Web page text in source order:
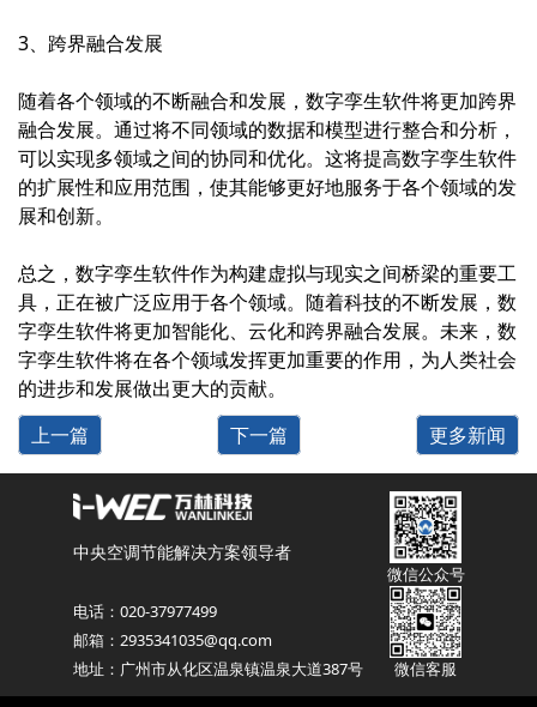
3、跨界融合发展
随着各个领域的不断融合和发展，数字孪生软件将更加跨界
融合发展。通过将不同领域的数据和模型进行整合和分析，
可以实现多领域之间的协同和优化。这将提高数字孪生软件
的扩展性和应用范围，使其能够更好地服务于各个领域的发
展和创新。
总之，数字孪生软件作为构建虚拟与现实之间桥梁的重要工
具，正在被广泛应用于各个领域。随着科技的不断发展，数
字孪生软件将更加智能化、云化和跨界融合发展。未来，数
字孪生软件将在各个领域发挥更加重要的作用，为人类社会
的进步和发展做出更大的贡献。
上一篇
下一篇 更多新闻
中央空调节能解决方案领导者
电话：020-37977499
邮箱：2935341035@qq.com
地址：广州市从化区温泉镇温泉大道387号
微信公众号
微信客服